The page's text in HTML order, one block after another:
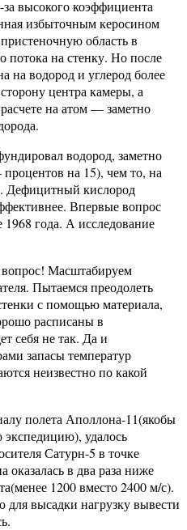
высокого коэффициента
избыточным керосином
область в
потока на стенку. Но после
на водород и углерод более
центра камеры, а
на атом — заметно
водород, заметно
на 15), чем то, на
Дефицитный кислород
Впервые вопрос
1968 года. А исследование
вопрос! Масштабируем
Пытаемся преодолеть
с помощью материала,
расписаны в
себя не так. Да и
запасы температур
неизвестно по какой
полета Аполлона-11(якобы
удалось
Сатурн-5 в точке
оказалась в два раза ниже
1200 вместо 2400 м/с).
высадки нагрузку вывести